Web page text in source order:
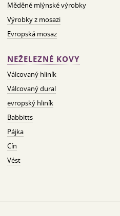
Měděné mlýnské výrobky
Výrobky z mosazi
Evropská mosaz
NEŽELEZNÉ KOVY
Válcovaný hliník
Válcovaný dural
evropský hliník
Babbitts
Pájka
Cín
Vést